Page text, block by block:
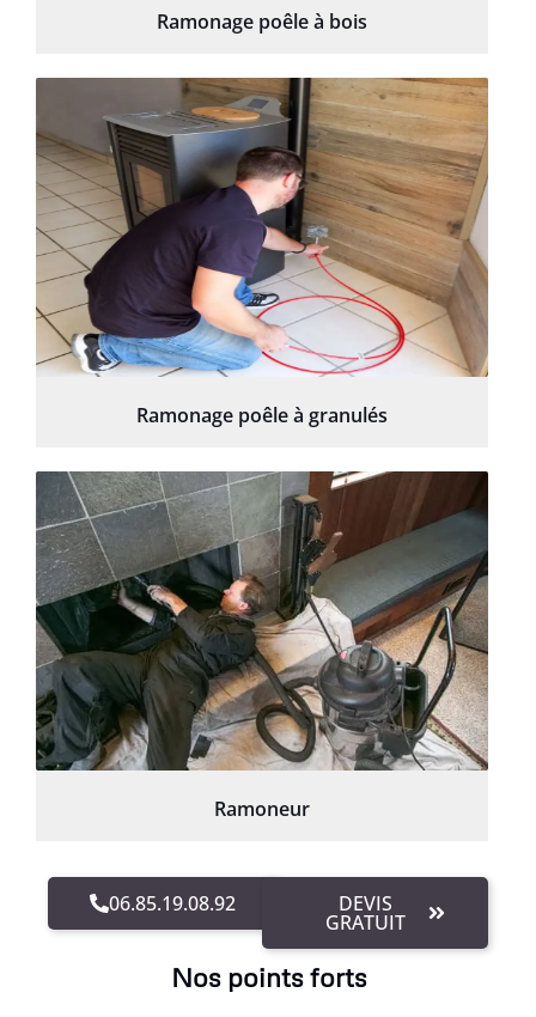
Ramonage poêle à bois
Ramonage poêle à granulés
Ramoneur
06.85.19.08.92 DEVIS
GRATUIT
Nos points forts